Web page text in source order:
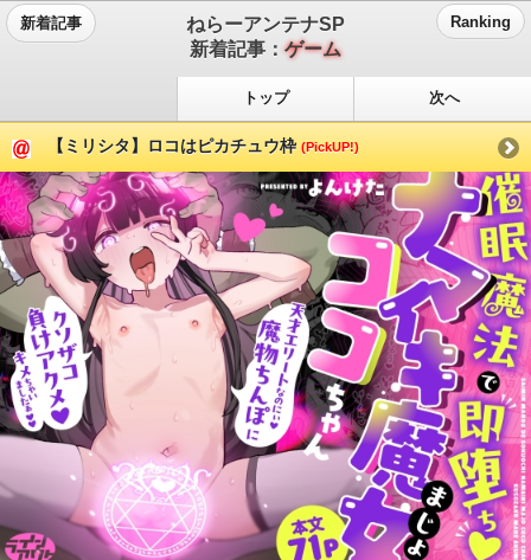
新着記事
ねらーアンテナSP
新着記事：ゲーム
Ranking
トップ 次へ
【ミリシタ】ロコはピカチュウ枠 (PickUP!)